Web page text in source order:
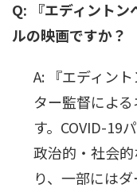
Q: 『エディント
ルの映画ですか？
A: 『エディン
ター監督によ
す。COVID-19
政治的・社会
り、一部には